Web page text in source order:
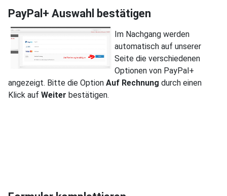
PayPal+ Auswahl bestätigen
Im Nachgang werden
automatisch auf unserer
Seite die verschiedenen
Optionen von PayPal+
angezeigt. Bitte die Option Auf Rechnung durch einen
Klick auf Weiter bestätigen.